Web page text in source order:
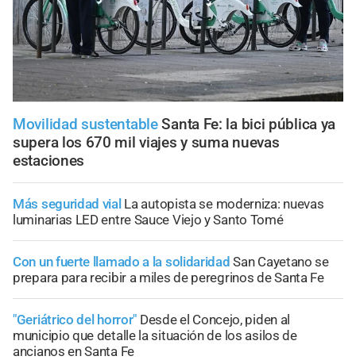
Movilidad sustentable Santa Fe: la bici pública ya
supera los 670 mil viajes y suma nuevas
estaciones
Más seguridad vial La autopista se moderniza: nuevas
luminarias LED entre Sauce Viejo y Santo Tomé
Con un fuerte llamado a la solidaridad San Cayetano se
prepara para recibir a miles de peregrinos de Santa Fe
"Geriátrico del horror" Desde el Concejo, piden al
municipio que detalle la situación de los asilos de
ancianos en Santa Fe